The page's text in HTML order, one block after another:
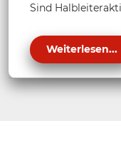
Sind
Weiterlesen...